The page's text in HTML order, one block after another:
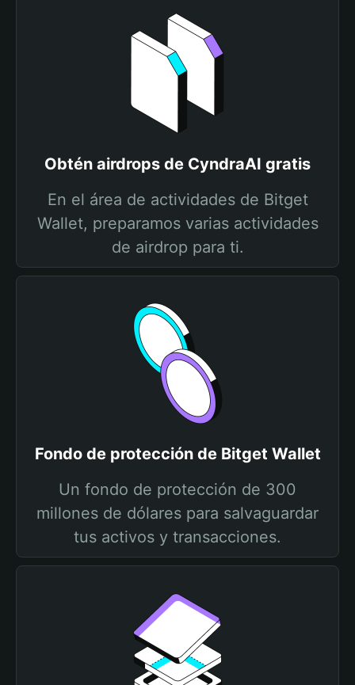
Obtén airdrops de CyndraAI gratis
En el área de actividades de Bitget
Wallet, preparamos varias actividades
de airdrop para ti.
Fondo de protección de Bitget Wallet
Un fondo de protección de 300
millones de dólares para salvaguardar
tus activos y transacciones.